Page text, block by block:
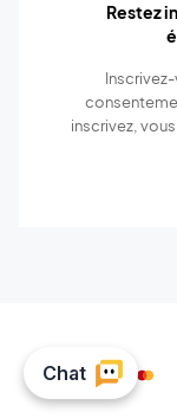
Restez
inscrivez,